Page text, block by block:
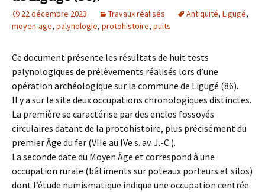
22 décembre 2023 Travaux réalisés Antiquité, Ligugé,
moyen-age, palynologie, protohistoire, puits
Ce document présente les résultats de huit tests
palynologiques de prélèvements réalisés lors d’une
opération archéologique sur la commune de Ligugé (86).
Il y a sur le site deux occupations chronologiques distinctes.
La première se caractérise par des enclos fossoyés
circulaires datant de la protohistoire, plus précisément du
premier Âge du fer (VIIe au IVe s. av. J.-C.).
La seconde date du Moyen Âge et correspond à une
occupation rurale (bâtiments sur poteaux porteurs et silos)
dont l’étude numismatique indique une occupation centrée